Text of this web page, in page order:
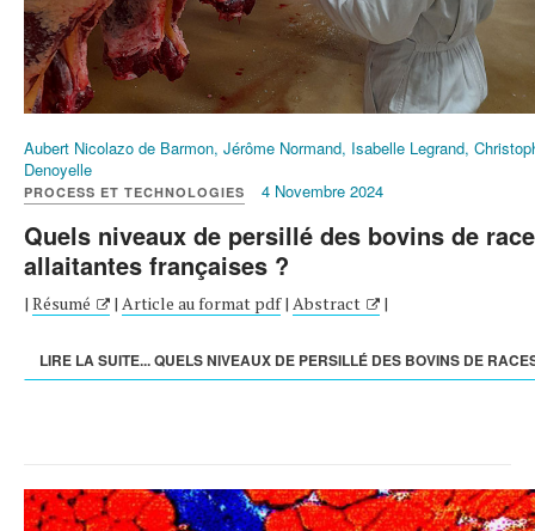
Aubert Nicolazo de Barmon, Jérôme Normand, Isabelle Legrand,
Denoyelle
PROCESS ET TECHNOLOGIES 4 Novembre 2024
Quels niveaux de persillé des bovins de
allaitantes françaises ?
| Résumé | Article au format pdf| Abstract |
LIRE LA SUITE... QUELS NIVEAUX DE PERSILLÉ DES BOVINS DE